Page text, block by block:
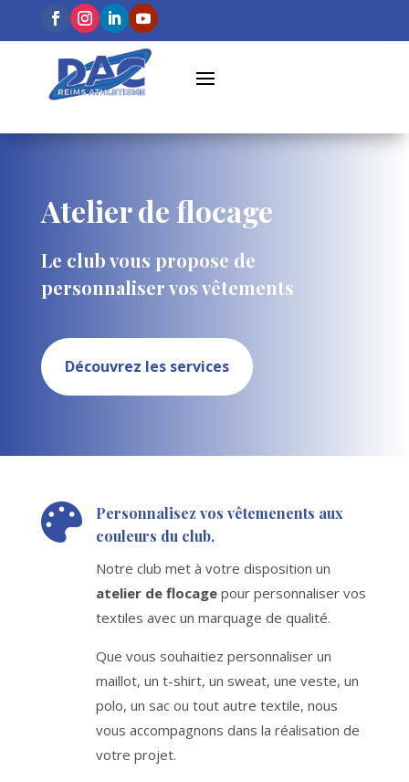
Atelier de flocage
Le club vous propose de
personnaliser vos vêtements
Découvrez les services

Personnalisez vos vêtemenents aux
couleurs du club.
Notre club met à votre disposition un
atelier de flocagepour personnaliser vos
textiles avec un marquage de qualité.
Que vous souhaitiez personnaliser un
maillot, un t-shirt, un sweat, une veste, un
polo, un sac ou tout autre textile, nous
vous accompagnons dans la réalisation de
votre projet.